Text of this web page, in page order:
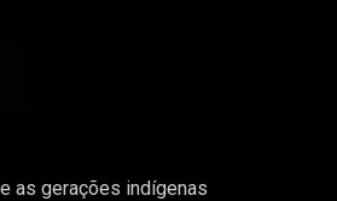
as gerações indígenas